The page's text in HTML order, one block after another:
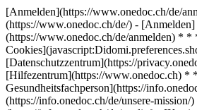
[Anmelden](https://www.onedoc.ch/de/
(https://www.onedoc.ch/de/) - [Anmelden]
(https://www.onedoc.ch/de/anmelden) *
[Datenschutzzentrum](https://
[Hilfezentrum](https://www.onedoc.ch) *
Gesundheitsfachperson](https://
(https://info.onedoc.ch/de/unsere-mission/)